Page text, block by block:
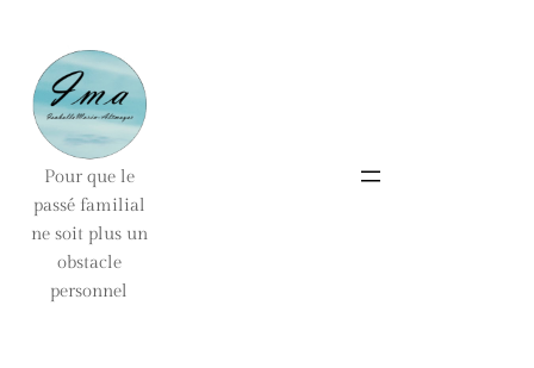
Pour que le
passé familial
ne soit plus un
obstacle
personnel